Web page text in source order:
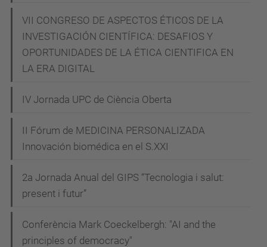
o
t
d
VII CONGRESO DE ASPECTOS ÉTICOS DE LA
INVESTIGACIÓN CIENTÍFICA: DESAFIOS Y
OPORTUNIDADES DE LA ÉTICA CIENTIFICA EN
LA ERA DIGITAL
IV Jornada UPC de Ciència Oberta
II Fórum de MEDICINA PERSONALIZADA
Innovación biomédica en el S.XXI
2a Jornada Anual del GIPS “Tecnologia i salut:
present i futur”
Conferència Mark Coeckelbergh: "AI and the
principles of democracy"